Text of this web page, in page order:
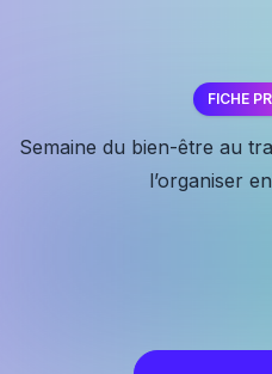
FICHE
Semaine du bien-être au
l’organiser